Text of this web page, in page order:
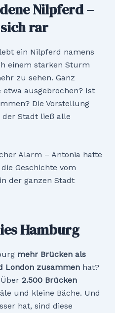
Nilpferd –
rar
ein Nilpferd namens
einem starken Sturm
zu sehen. Ganz
ausgebrochen? Ist
Die Vorstellung
Stadt ließ alle
Alarm – Antonia hatte
Geschichte vom
der ganzen Stadt
Hamburg
mehr Brücken als
London zusammenhat?
2.500 Brücken
und kleine Bäche. Und
hat, sind diese